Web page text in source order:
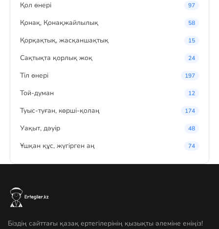
Қол өнері 97
Қонақ, Қонақжайлылық 58
Қорқақтық, жасқаншақтық 15
Сақтықта қорлық жоқ 24
Тіл өнері 197
Той-думан 12
Туыс-туған, көрші-қолаң 174
Уақыт, дәуір 48
Ұшқан құс, жүгірген аң 74
Біздің сайттағы қазақ ертегілерінің қызықты әлеміне еніңіз!